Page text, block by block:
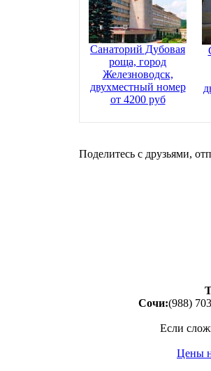
Санаторий Дубовая
роща, город
Железноводск,
двухместный номер
от 4200 руб
Поделитесь с друзьями,
Сочи:(988)
Если
Цены